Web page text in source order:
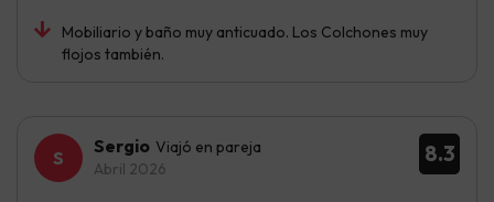
Mobiliario y baño muy anticuado. Los Colchones muy
flojos también.
8.3
Sergio Viajó en pareja
Abril 2026